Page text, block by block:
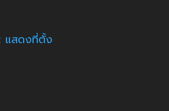
แสดงที่ตั้ง